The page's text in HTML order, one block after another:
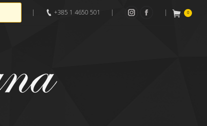
| +385 1 4650 501 |
Instagram
Facebook
| 0